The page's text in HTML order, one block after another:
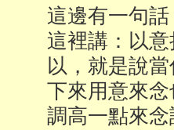
這邊有一句
這裡講：以
以，就是說
下來用意來
調高一點來